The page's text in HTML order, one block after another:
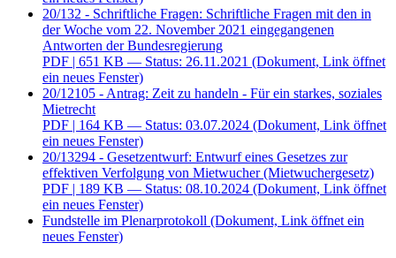
20/132 - Schriftliche Fragen: Schriftliche Fragen mit den in
der Woche vom 22. November 2021 eingegangenen
Antworten der Bundesregierung
PDF | 651 KB — Status: 26.11.2021 (Dokument, Link öffnet
ein neues Fenster)
20/12105 - Antrag: Zeit zu handeln - Für ein starkes, soziales
Mietrecht
PDF | 164 KB — Status: 03.07.2024 (Dokument, Link öffnet
ein neues Fenster)
20/13294 - Gesetzentwurf: Entwurf eines Gesetzes zur
effektiven Verfolgung von Mietwucher (Mietwuchergesetz)
PDF | 189 KB — Status: 08.10.2024 (Dokument, Link öffnet
ein neues Fenster)
Fundstelle im Plenarprotokoll (Dokument, Link öffnet ein
neues Fenster)